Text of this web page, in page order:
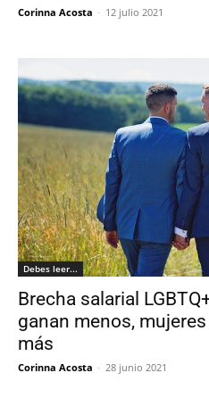
Corinna Acosta - 12 julio 2021
Debes leer...
Brecha salarial
ganan menos,
más
Corinna Acosta - 28 junio 2021